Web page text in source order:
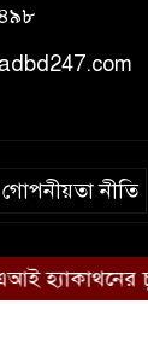
বিএনপি
উঠলেন আ.লীগ
যা বলেছিলেন
অভিযোগ,
গোপনীয়তা নীতি
.
চূড়ান্ত